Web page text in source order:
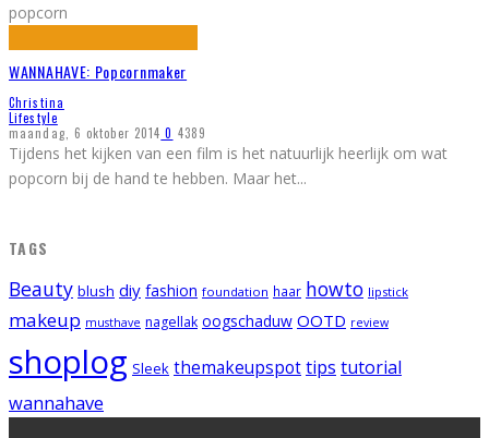
popcorn
WANNAHAVE: Popcornmaker
Christina
Lifestyle
maandag, 6 oktober 2014 0 4389
Tijdens het kijken van een film is het natuurlijk heerlijk om wat
popcorn bij de hand te hebben. Maar het...
TAGS
Beauty blush diy fashion foundation haar howto lipstick
makeup musthave nagellak oogschaduw OOTD review
shoplog Sleek themakeupspottips tutorial
wannahave